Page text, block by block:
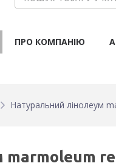
ПРО КОМПАНІЮ
Натуральний лінолеум
marmoleum